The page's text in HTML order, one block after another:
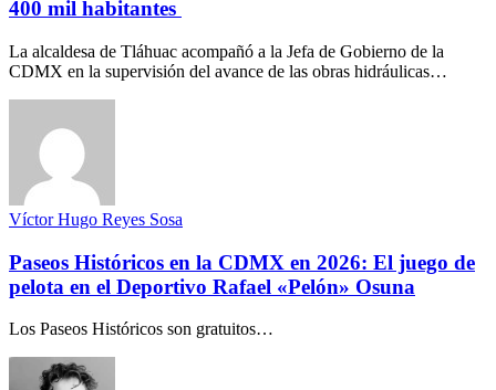
400 mil habitantes
La alcaldesa de Tláhuac acompañó a la Jefa de Gobierno de la
CDMX en la supervisión del avance de las obras hidráulicas…
Víctor Hugo Reyes Sosa
Paseos Históricos en la CDMX en 2026: El juego de
pelota en el Deportivo Rafael «Pelón» Osuna
Los Paseos Históricos son gratuitos…